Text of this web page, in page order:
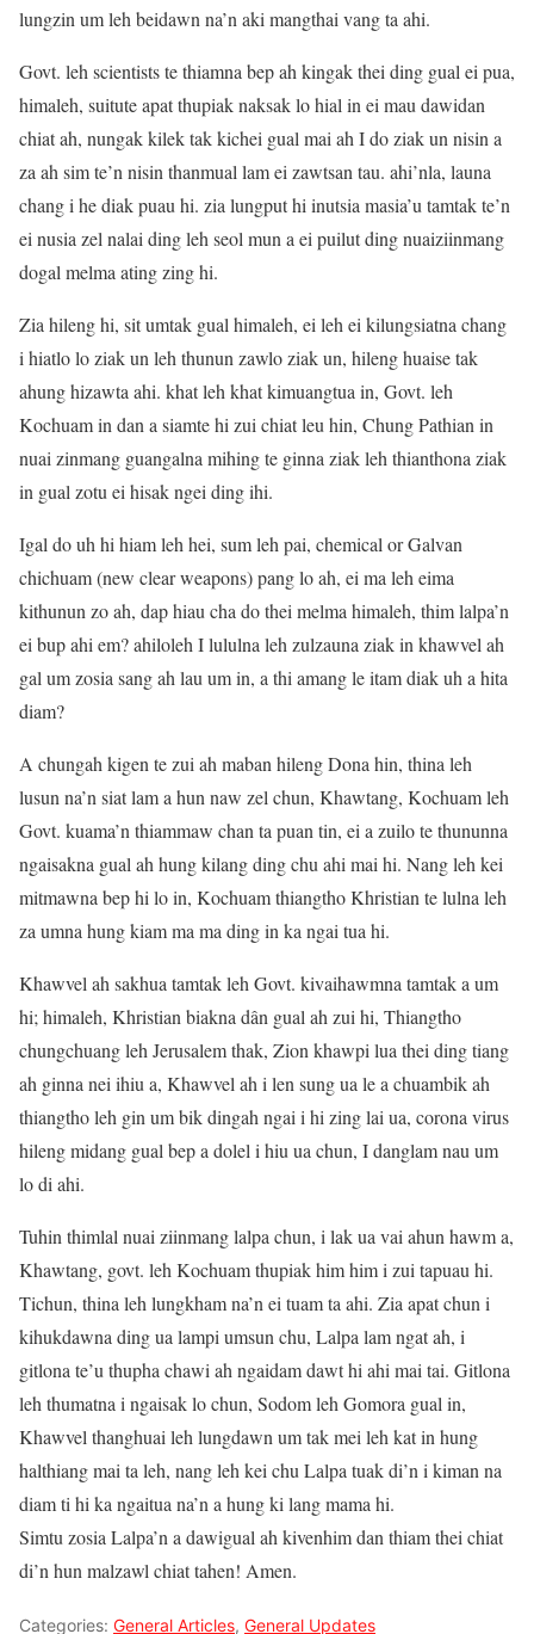
lungzin um leh beidawn na’n aki mangthai vang ta ahi.
Govt. leh scientists te thiamna bep ah kingak thei ding gual ei pua,
himaleh, suitute apat thupiak naksak lo hial in ei mau dawidan
chiat ah, nungak kilek tak kichei gual mai ah I do ziak un nisin a
za ah sim te’n nisin thanmual lam ei zawtsan tau. ahi’nla, launa
chang i he diak puau hi. zia lungput hi inutsia masia’u tamtak te’n
ei nusia zel nalai ding leh seol mun a ei puilut ding nuaiziinmang
dogal melma ating zing hi.
Zia hileng hi, sit umtak gual himaleh, ei leh ei kilungsiatna chang
i hiatlo lo ziak un leh thunun zawlo ziak un, hileng huaise tak
ahung hizawta ahi. khat leh khat kimuangtua in, Govt. leh
Kochuam in dan a siamte hi zui chiat leu hin, Chung Pathian in
nuai zinmang guangalna mihing te ginna ziak leh thianthona ziak
in gual zotu ei hisak ngei ding ihi.
Igal do uh hi hiam leh hei, sum leh pai, chemical or Galvan
chichuam (new clear weapons) pang lo ah, ei ma leh eima
kithunun zo ah, dap hiau cha do thei melma himaleh, thim lalpa’n
ei bup ahi em? ahiloleh I lululna leh zulzauna ziak in khawvel ah
gal um zosia sang ah lau um in, a thi amang le itam diak uh a hita
diam?
A chungah kigen te zui ah maban hileng Dona hin, thina leh
lusun na’n siat lam a hun naw zel chun, Khawtang, Kochuam leh
Govt. kuama’n thiammaw chan ta puan tin, ei a zuilo te thununna
ngaisakna gual ah hung kilang ding chu ahi mai hi. Nang leh kei
mitmawna bep hi lo in, Kochuam thiangtho Khristian te lulna leh
za umna hung kiam ma ma ding in ka ngai tua hi.
Khawvel ah sakhua tamtak leh Govt. kivaihawmna tamtak a um
hi; himaleh, Khristian biakna dân gual ah zui hi, Thiangtho
chungchuang leh Jerusalem thak, Zion khawpi lua thei ding tiang
ah ginna nei ihiu a, Khawvel ah i len sung ua le a chuambik ah
thiangtho leh gin um bik dingah ngai i hi zing lai ua, corona virus
hileng midang gual bep a dolel i hiu ua chun, I danglam nau um
lo di ahi.
Tuhin thimlal nuai ziinmang lalpa chun, i lak ua vai ahun hawm a,
Khawtang, govt. leh Kochuam thupiak him him i zui tapuau hi.
Tichun, thina leh lungkham na’n ei tuam ta ahi. Zia apat chun i
kihukdawna ding ua lampi umsun chu, Lalpa lam ngat ah, i
gitlona te’u thupha chawi ah ngaidam dawt hi ahi mai tai. Gitlona
leh thumatna i ngaisak lo chun, Sodom leh Gomora gual in,
Khawvel thanghuai leh lungdawn um tak mei leh kat in hung
halthiang mai ta leh, nang leh kei chu Lalpa tuak di’n i kiman na
diam ti hi ka ngaitua na’n a hung ki lang mama hi.
Simtu zosia Lalpa’n a dawigual ah kivenhim dan thiam thei chiat
di’n hun malzawl chiat tahen! Amen.
Categories: General Articles, General Updates